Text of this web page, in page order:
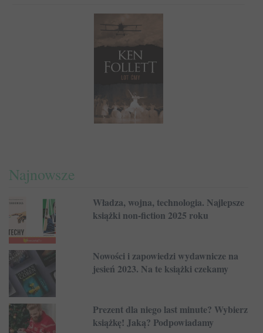
Najnowsze
Władza, wojna, technologia. Najlepsze
książki non-fiction 2025 roku
Nowości i zapowiedzi wydawnicze na
jesień 2023. Na te książki czekamy
Prezent dla niego last minute? Wybierz
książkę! Jaką? Podpowiadamy